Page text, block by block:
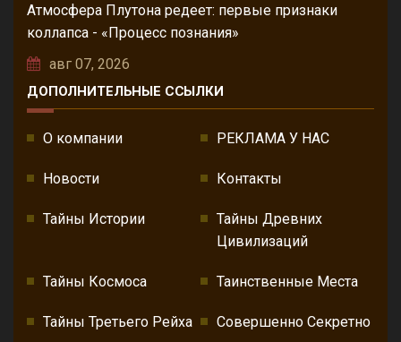
Атмосфера Плутона редеет: первые признаки
коллапса - «Процесс познания»
авг 07, 2026
ДОПОЛНИТЕЛЬНЫЕ ССЫЛКИ
О компании РЕКЛАМА У НАС
Новости Контакты
Тайны Истории
Тайны Древних
Цивилизаций
Тайны Космоса Таинственные Места
Тайны Третьего Рейха Совершенно Секретно